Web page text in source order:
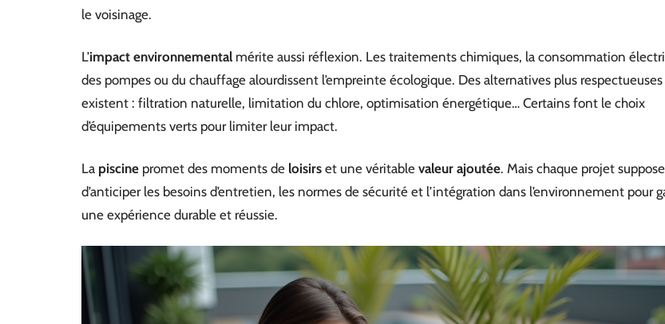
le voisinage.
L’impact environnemental mérite aussi réflexion. Les traitements chimiques, la consommation
des pompes ou du chauffage alourdissent l’empreinte écologique. Des alternatives plus respectueuses
existent : filtration naturelle, limitation du chlore, optimisation énergétique… Certains font le choix
d’équipements verts pour limiter leur impact.
La piscine promet des moments de loisirs et une véritable valeur ajoutée. Mais chaque projet suppose
d’anticiper les besoins d’entretien, les normes de sécurité et l’intégration dans l’environnement pour
une expérience durable et réussie.